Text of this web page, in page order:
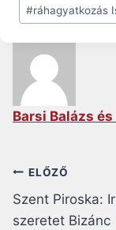
#ráhagyatkozás
Barsi Balázs
Bejegyzés
navigáció
ELŐZŐ
Szent Piroska:
szeretet Bizánc